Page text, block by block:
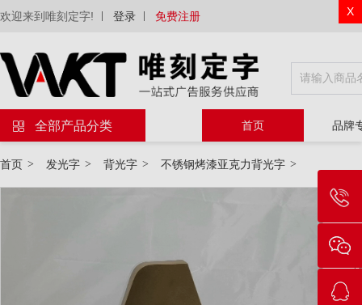
X
欢迎来到唯刻定字! 登录 免费注册
全部产品分类 首页 品牌
首页 > 发光字 > 背光字 > 不锈钢烤漆亚克力背光字 >
物
等
电